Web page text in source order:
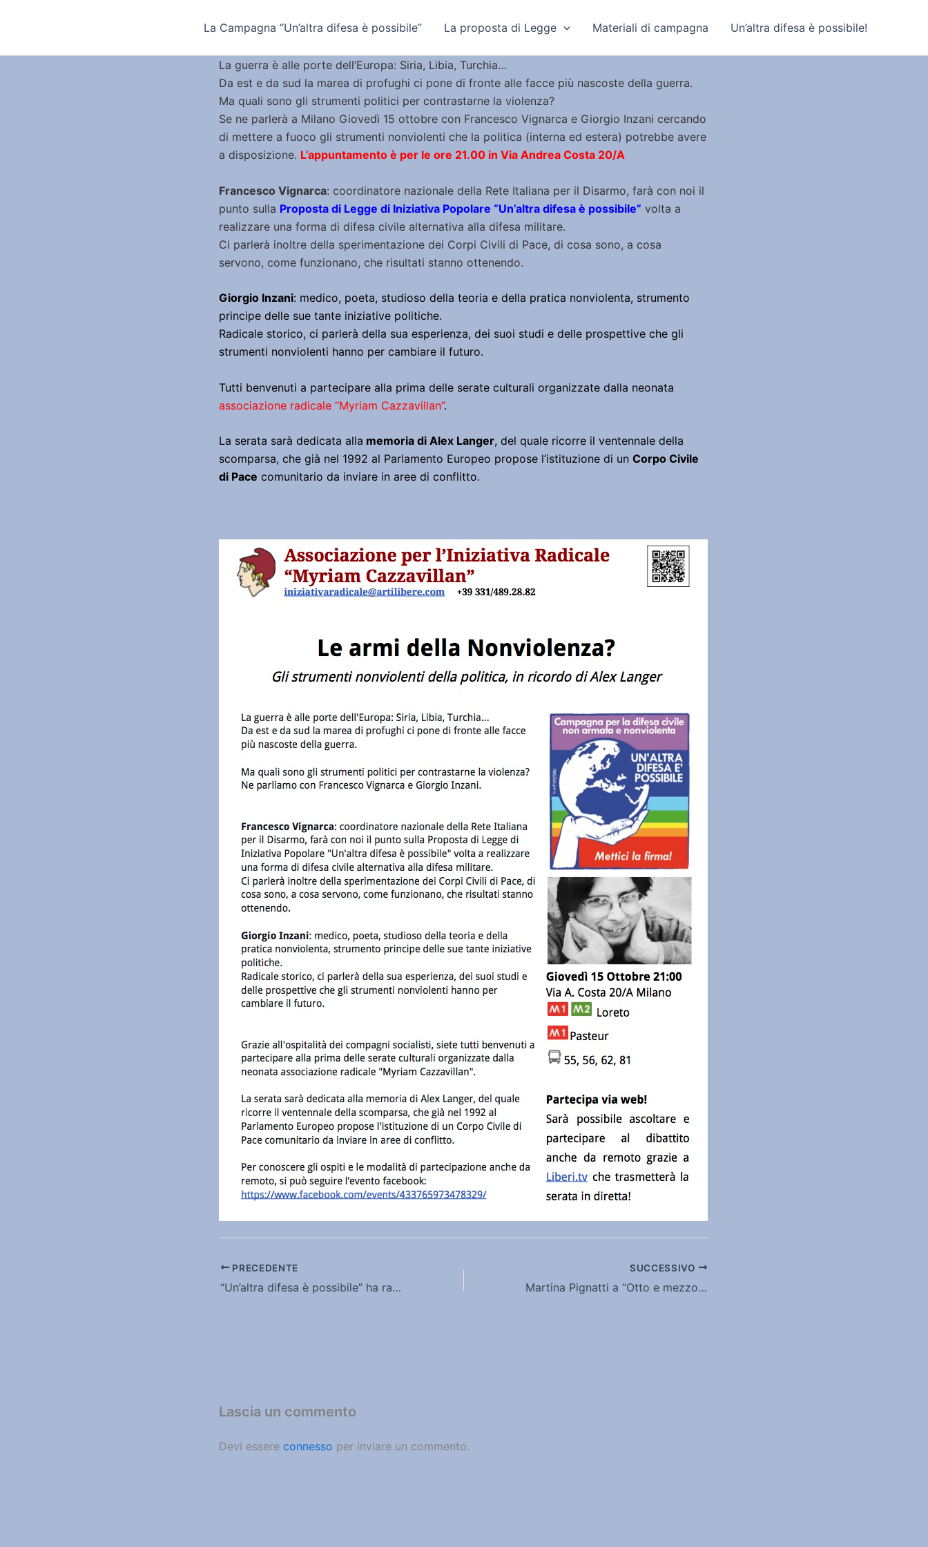
La Campagna “Un’altra difesa è possibile” La proposta di Legge Materiali di campagna Un’altra difesa è possibile!
La guerra è alle porte dell’Europa: Siria, Libia, Turchia…
Da est e da sud la marea di profughi ci pone di fronte alle facce più nascoste della guerra.
Ma quali sono gli strumenti politici per contrastarne la violenza?
Se ne parlerà a Milano Giovedì 15 ottobre con Francesco Vignarca e Giorgio Inzani cercando
di mettere a fuoco gli strumenti nonviolenti che la politica (interna ed estera) potrebbe avere
a disposizione. L’appuntamento è per le ore 21.00 in Via Andrea Costa 20/A
Francesco Vignarca: coordinatore nazionale della Rete Italiana per il Disarmo, farà con noi il
punto sulla Proposta di Legge di Iniziativa Popolare “Un’altra difesa è possibile” volta a
realizzare una forma di difesa civile alternativa alla difesa militare.
Ci parlerà inoltre della sperimentazione dei Corpi Civili di Pace, di cosa sono, a cosa
servono, come funzionano, che risultati stanno ottenendo.
Giorgio Inzani: medico, poeta, studioso della teoria e della pratica nonviolenta, strumento
principe delle sue tante iniziative politiche.
Radicale storico, ci parlerà della sua esperienza, dei suoi studi e delle prospettive che gli
strumenti nonviolenti hanno per cambiare il futuro.
Tutti benvenuti a partecipare alla prima delle serate culturali organizzate dalla neonata
associazione radicale “Myriam Cazzavillan”.
La serata sarà dedicata alla memoria di Alex Langer, del quale ricorre il ventennale della
scomparsa, che già nel 1992 al Parlamento Europeo propose l’istituzione di un Corpo Civile
di Pace comunitario da inviare in aree di conflitto.
PRECEDENTE
“Un’altra difesa è possibile” ha raccolto 53mila firme
SUCCESSIVO
Martina Pignatti a “Otto e mezzo”: ecco dove sono i pacifisti, con “Un’altra difesa è possibile”
Lascia un commento
Devi essere connesso per inviare un commento.